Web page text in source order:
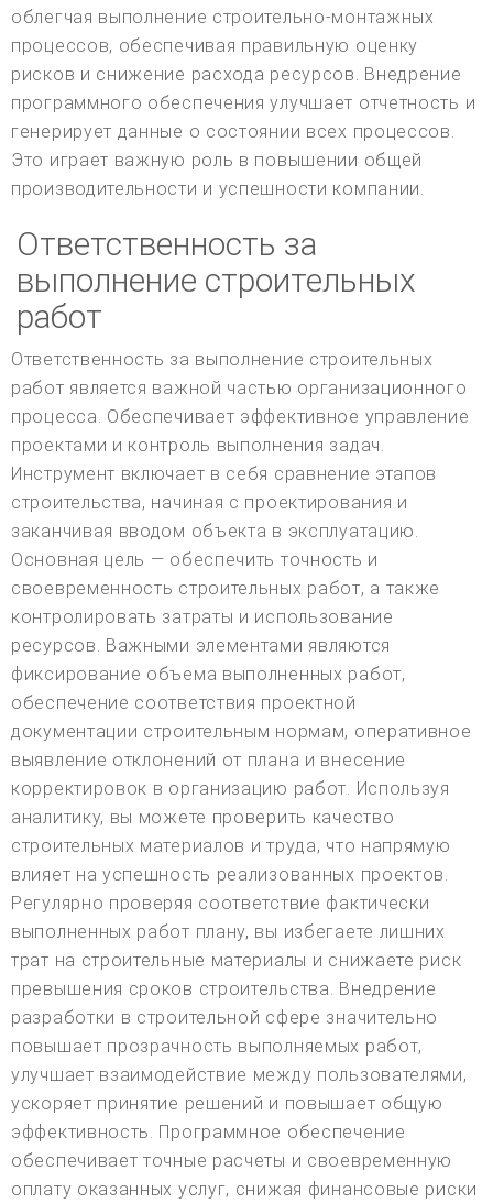
облегчая выполнение строительно-монтажных
процессов, обеспечивая правильную оценку
рисков и снижение расхода ресурсов. Внедрение
программного обеспечения улучшает отчетность и
генерирует данные о состоянии всех процессов.
Это играет важную роль в повышении общей
производительности и успешности компании.
Ответственность за
выполнение строительных
работ
Ответственность за выполнение строительных
работ является важной частью организационного
процесса. Обеспечивает эффективное управление
проектами и контроль выполнения задач.
Инструмент включает в себя сравнение этапов
строительства, начиная с проектирования и
заканчивая вводом объекта в эксплуатацию.
Основная цель — обеспечить точность и
своевременность строительных работ, а также
контролировать затраты и использование
ресурсов. Важными элементами являются
фиксирование объема выполненных работ,
обеспечение соответствия проектной
документации строительным нормам, оперативное
выявление отклонений от плана и внесение
корректировок в организацию работ. Используя
аналитику, вы можете проверить качество
строительных материалов и труда, что напрямую
влияет на успешность реализованных проектов.
Регулярно проверяя соответствие фактически
выполненных работ плану, вы избегаете лишних
трат на строительные материалы и снижаете риск
превышения сроков строительства. Внедрение
разработки в строительной сфере значительно
повышает прозрачность выполняемых работ,
улучшает взаимодействие между пользователями,
ускоряет принятие решений и повышает общую
эффективность. Программное обеспечение
обеспечивает точные расчеты и своевременную
оплату оказанных услуг, снижая финансовые риски